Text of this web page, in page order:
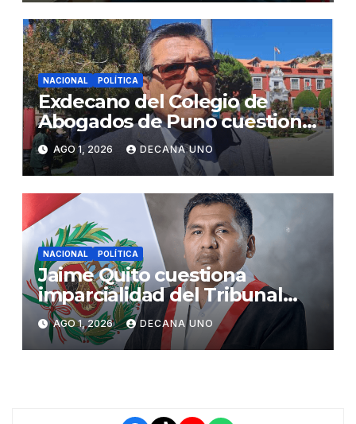
NACIONAL POLÍTICA
Exdecano del Colegio de
Abogados de Puno cuestiona
propuestas sobre seguridad
ciudadana
AGO 1, 2026 DECANA UNO
NACIONAL POLÍTICA
Jaime Quito cuestiona
imparcialidad del Tribunal
Constitucional tras liberación
de Ollanta Humala
AGO 1, 2026 DECANA UNO